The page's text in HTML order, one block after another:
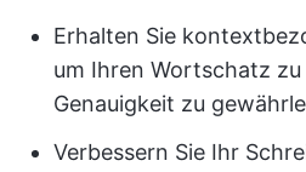
Erhalten Sie
um Ihren Wortschatz
Genauigkeit zu
Verbessern Sie Ihr